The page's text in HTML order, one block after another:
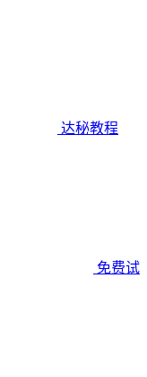
达秘教程
免费试